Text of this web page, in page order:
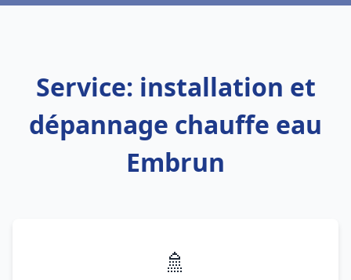
Service: installation et
dépannage chauffe eau
Embrun
🚿